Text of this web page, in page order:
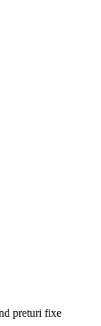
preturi fixe